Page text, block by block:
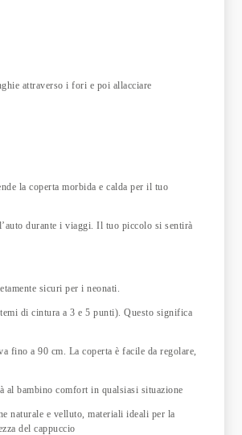
attraverso i fori e poi allacciare
la coperta morbida e calda per il tuo
durante i viaggi. Il tuo piccolo si sentirà
sicuri per i neonati.
di cintura a 3 e 5 punti). Questo significa
fino a 90 cm. La coperta è facile da regolare,
al bambino comfort in qualsiasi situazione
naturale e velluto, materiali ideali per la
del cappuccio